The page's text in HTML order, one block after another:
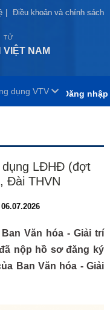
Điều khoản và chính sách
Điều khoản và chính sách
TỬ
NAM
Đăng nhập
dụng VTV
dụng LĐHĐ (đợt
Đài THVN
Văn hóa - Giải trí
nộp hồ sơ đăng ký
Ban Văn hóa - Giải